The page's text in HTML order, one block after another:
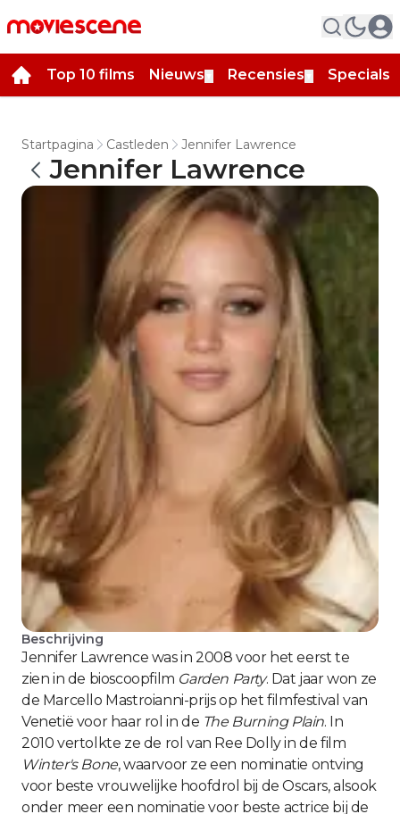
Top 10 films Nieuws Recensies Specials
Startpagina Castleden Jennifer Lawrence
Jennifer Lawrence
Beschrijving
Jennifer Lawrence was in 2008 voor het eerst te
zien in de bioscoopfilm Garden Party. Dat jaar won ze
de Marcello Mastroianni-prijs op het filmfestival van
Venetië voor haar rol in de The Burning Plain. In
2010 vertolkte ze de rol van Ree Dolly in de film
Winter's Bone, waarvoor ze een nominatie ontving
voor beste vrouwelijke hoofdrol bij de Oscars, alsook
onder meer een nominatie voor beste actrice bij de